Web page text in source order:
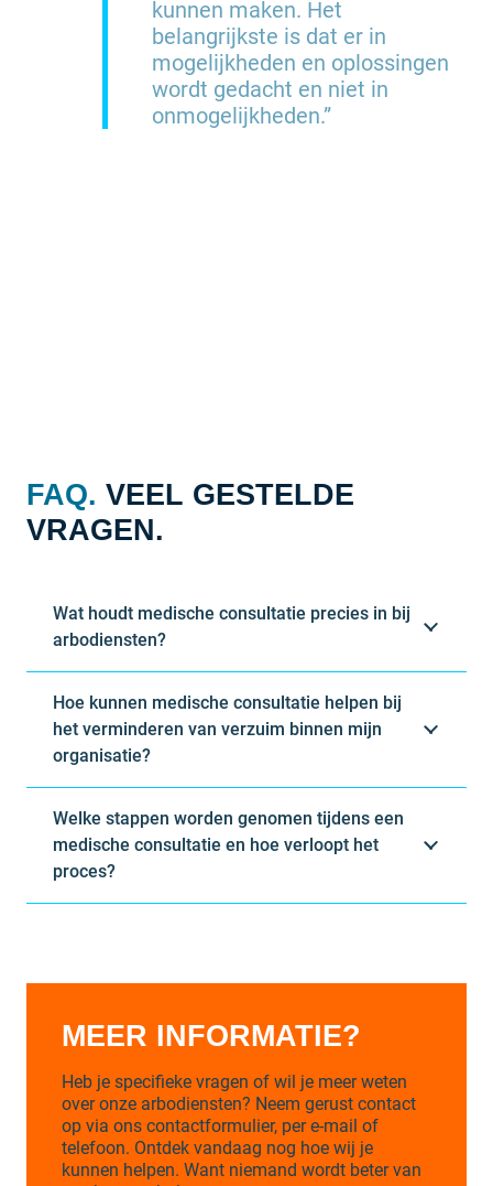
kunnen maken. Het
belangrijkste is dat er in
mogelijkheden en oplossingen
wordt gedacht en niet in
onmogelijkheden.”
FAQ. VEEL GESTELDE
VRAGEN.
Wat houdt medische consultatie precies in bij
arbodiensten?
Hoe kunnen medische consultatie helpen bij
het verminderen van verzuim binnen mijn
organisatie?
Welke stappen worden genomen tijdens een
medische consultatie en hoe verloopt het
proces?
MEER INFORMATIE?
Heb je specifieke vragen of wil je meer weten
over onze arbodiensten? Neem gerust contact
op via ons contactformulier, per e-mail of
telefoon. Ontdek vandaag nog hoe wij je
kunnen helpen. Want niemand wordt beter van